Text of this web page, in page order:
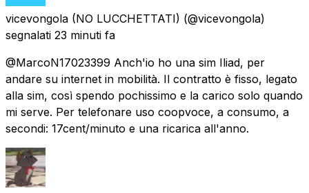
vicevongola (NO LUCCHETTATI) (@vicevongola)
segnalati 23 minuti fa
@MarcoN17023399 Anch'io ho una sim Iliad, per
andare su internet in mobilità. Il contratto è fisso, legato
alla sim, così spendo pochissimo e la carico solo quando
mi serve. Per telefonare uso coopvoce, a consumo, a
secondi: 17cent/minuto e una ricarica all'anno.